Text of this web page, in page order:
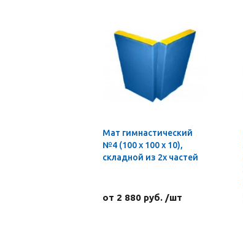
Мат гимнастический
№4 (100 х 100 х 10),
складной из 2х частей
от 2 880 руб. /шт